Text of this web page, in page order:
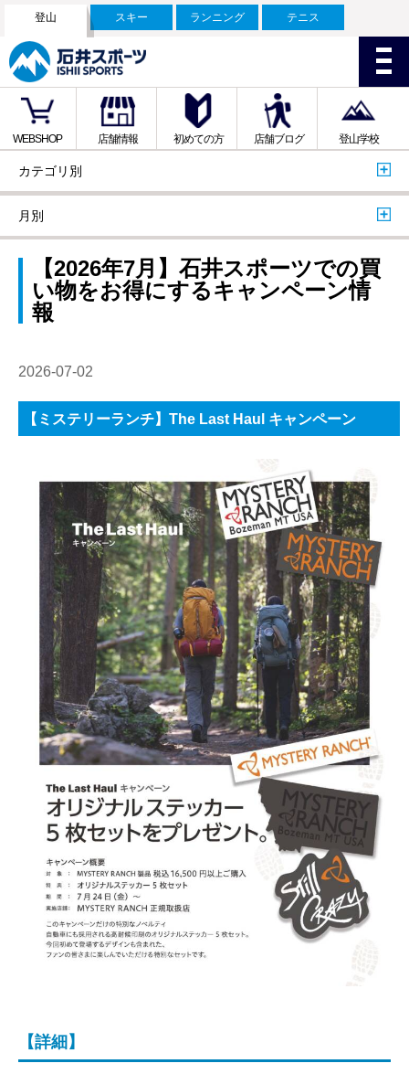
登山 スキー ランニング テニス
WEBSHOP 店舗情報 初めての方 店舗ブログ 登山学校
カテゴリ別
月別
【2026年7月】石井スポーツでの買
い物をお得にするキャンペーン情
報
2026-07-02
【 ミステリーランチ】The Last Haul キャンペーン
【詳細】